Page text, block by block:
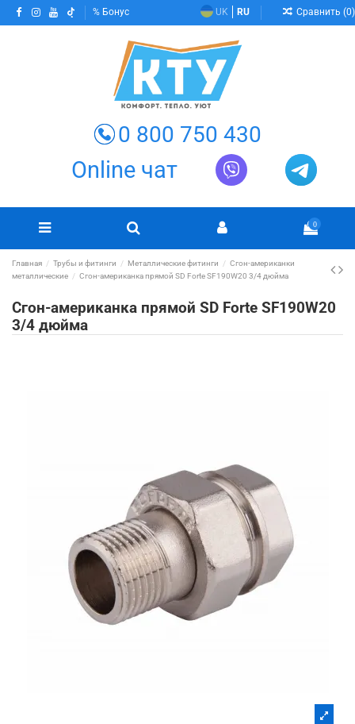
Бонус UK RU Сравнить (0)
0 800 750 430
Online чат
0
Главная Трубы и фитинги Металлические фитинги
Сгон-американки
металлические
Сгон-американка прямой SD Forte SF190W20 3/4 дюйма
Сгон-американка прямой SD Forte SF190W20
3/4 дюйма